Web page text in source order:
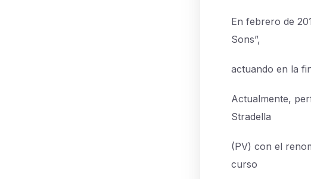
En febrero de
Sons”,
actuando en la
Actualmente,
Stradella
(PV) con el
curso